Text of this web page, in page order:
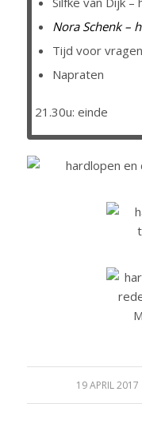
Nora Schenk –
Tijd voor vragen
Napraten
21.30u: einde
19 APRIL 2017
/